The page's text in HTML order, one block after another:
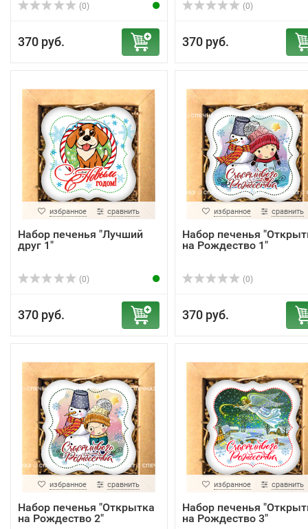
(0)
370 руб.
(0)
370 руб.
избранное сравнить
Набор печенья "Лучший
друг 1"
(0)
370 руб.
избранное сравнить
Набор печенья
на Рождество 1"
(0)
370 руб.
избранное сравнить
Набор печенья "Открытка
на Рождество 2"
избранное сравнить
Набор печенья
на Рождество 3"